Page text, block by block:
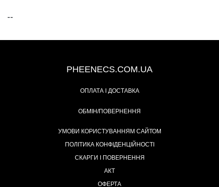
--
PHEENECS.COM.UA
ОПЛАТА І ДОСТАВКА
ОБМІН/ПОВЕРНЕННЯ
УМОВИ КОРИСТУВАННЯМ САЙТОМ
ПОЛІТИКА КОНФІДЕНЦІЙНОСТІ
СКАРГИ І ПОВЕРНЕННЯ
АКТ
ОФЕРТА